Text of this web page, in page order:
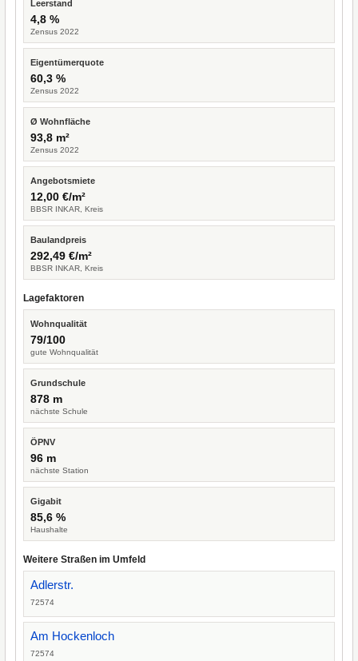
Leerstand
4,8 %
Zensus 2022
Eigentümerquote
60,3 %
Zensus 2022
Ø Wohnfläche
93,8 m²
Zensus 2022
Angebotsmiete
12,00 €/m²
BBSR INKAR, Kreis
Baulandpreis
292,49 €/m²
BBSR INKAR, Kreis
Lagefaktoren
Wohnqualität
79/100
gute Wohnqualität
Grundschule
878 m
nächste Schule
ÖPNV
96 m
nächste Station
Gigabit
85,6 %
Haushalte
Weitere Straßen im Umfeld
Adlerstr.
72574
Am Hockenloch
72574